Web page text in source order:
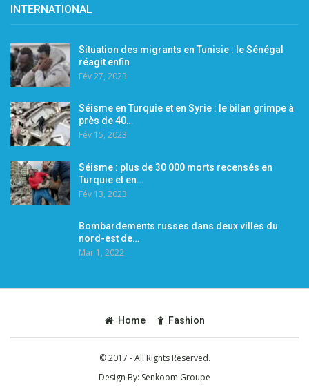
INTERNATIONAL
Situation des migrants en Tunisie : le Sénégal
réagit enfin
Fév 27, 2023
Séisme en Turquie et en Syrie : le bilan grimpe à
près de 40…
Fév 15, 2023
Séisme : plus de 30 000 morts recensés en
Turquie et en…
Fév 13, 2023
Bombardements russes dans deux villes du
nord-est de…
Mar 1, 2022
Home Fashion
© 2017 - All Rights Reserved.
Design By: Senkoom Groupe